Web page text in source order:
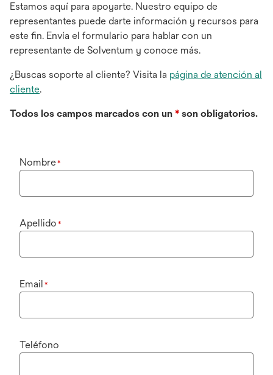
Estamos aquí para apoyarte. Nuestro equipo de
representantes puede darte información y recursos para
este fin. Envía el formulario para hablar con un
representante de Solventum y conoce más.
¿Buscas soporte al cliente? Visita la página de atención al
cliente.
Todos los campos marcados con un * son obligatorios.
Nombre*
Apellido *
Email *
Teléfono